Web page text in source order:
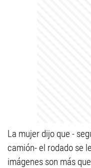
La mujer dijo que -
camión- el rodado se
imágenes son más